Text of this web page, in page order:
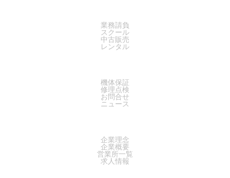
業務請負
スクール
中古販売
レンタル
機体保証
修理点検
お問合せ
ニュース
企業理念
企業概要
営業所一覧
求人情報